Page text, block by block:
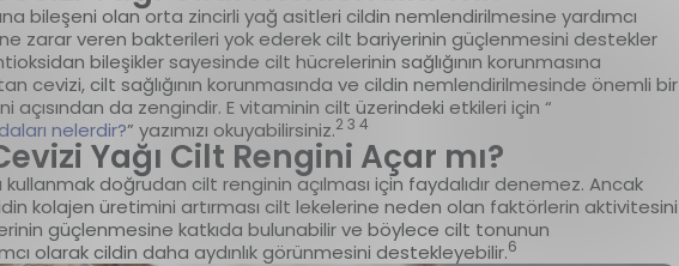
bileşeni olan orta zincirli yağ asitleri cildin nemlendirilmesine yardımcı
zarar veren bakterileri yok ederek cilt bariyerinin güçlenmesini destekler
bileşikler sayesinde cilt hücrelerinin sağlığının korunmasına
cevizi, cilt sağlığının korunmasında ve cildin nemlendirilmesinde önemli bir
açısından da zengindir. E vitaminin cilt üzerindeki etkileri için “
nelerdir?” yazımızı okuyabilirsiniz.2 3 4
Yağı Cilt Rengini Açar mı?
doğrudan cilt renginin açılması için faydalıdır denemez. Ancak
kolajen üretimini artırması cilt lekelerine neden olan faktörlerin aktivitesini
güçlenmesine katkıda bulunabilir ve böylece cilt tonunun
olarak cildin daha aydınlık görünmesini destekleyebilir.6